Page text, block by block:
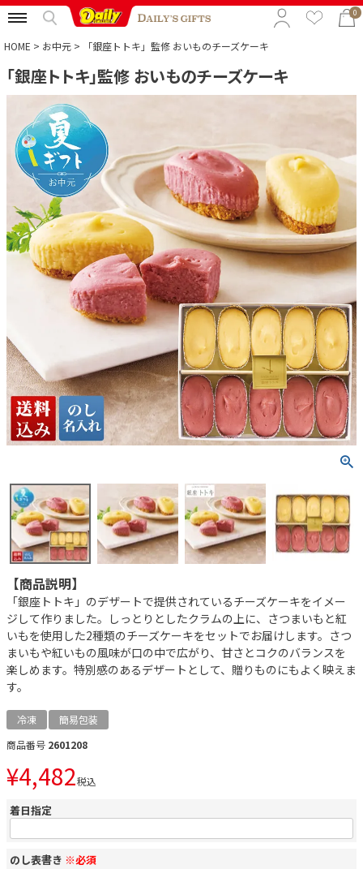
0
特集から選ぶ
予算から選ぶ
カテゴリから選ぶ
贈る相手から選ぶ
HOME お中元 「銀座トトキ」監修 おいものチーズケーキ
「銀座トトキ」監修 おいものチーズケーキ
【商品説明】
「銀座トトキ」のデザートで提供されているチーズケーキをイメー
ジして作りました。しっとりとしたクラムの上に、さつまいもと紅
いもを使用した2種類のチーズケーキをセットでお届けします。さつ
まいもや紅いもの風味が口の中で広がり、甘さとコクのバランスを
楽しめます。特別感のあるデザートとして、贈りものにもよく映えま
す。
冷凍
簡易包装
商品番号 2601208
¥4,482税込
着日指定
のし表書き ※必須